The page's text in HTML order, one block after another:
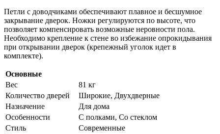
Петли с доводчиками обеспечивают плавное и бесшумное
закрывание дверок. Ножки регулируются по высоте, что
позволяет компенсировать возможные неровности пола.
Необходимо крепление к стене во избежание опрокидывания
при открывании дверок (крепежный уголок идет в
комплекте).
Основные
Вес
81 кг
Количество дверей
Широкие, Двухдверные
Назначение
Для дома
Особенности
С полками, Со стеклом
Стиль
Современные